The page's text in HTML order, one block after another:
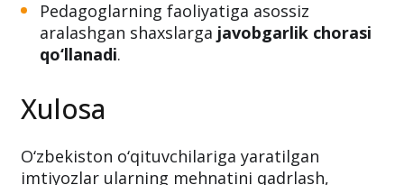
O‘qituvchilarning huquqlari
aralashgan shaxslarga
qo‘llanadi
Xulosa